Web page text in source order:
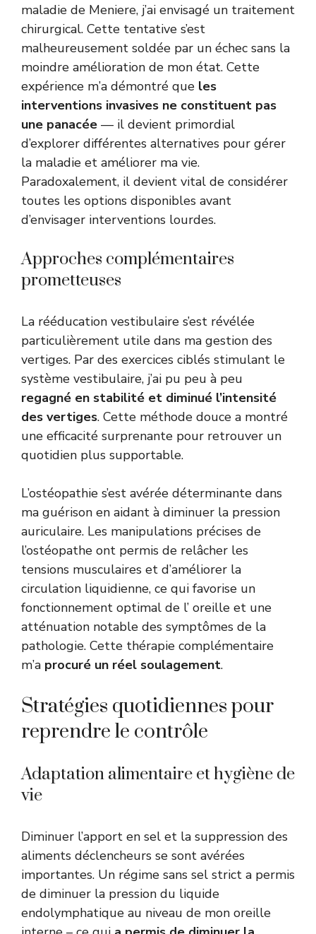
maladie de Meniere, j’ai envisagé un traitement
chirurgical. Cette tentative s’est
malheureusement soldée par un échec sans la
moindre amélioration de mon état. Cette
expérience m’a démontré que les
interventions invasives ne constituent pas
une panacée — il devient primordial
d’explorer différentes alternatives pour gérer
la maladie et améliorer ma vie.
Paradoxalement, il devient vital de considérer
toutes les options disponibles avant
d’envisager interventions lourdes.
Approches complémentaires
prometteuses
La rééducation vestibulaire s’est révélée
particulièrement utile dans ma gestion des
vertiges. Par des exercices ciblés stimulant le
système vestibulaire, j’ai pu peu à peu
regagné en stabilité et diminué l’intensité
des vertiges. Cette méthode douce a montré
une efficacité surprenante pour retrouver un
quotidien plus supportable.
L’ostéopathie s’est avérée déterminante dans
ma guérison en aidant à diminuer la pression
auriculaire. Les manipulations précises de
l’ostéopathe ont permis de relâcher les
tensions musculaires et d’améliorer la
circulation liquidienne, ce qui favorise un
fonctionnement optimal de l’ oreille et une
atténuation notable des symptômes de la
pathologie. Cette thérapie complémentaire
m’a procuré un réel soulagement.
Stratégies quotidiennes pour
reprendre le contrôle
Adaptation alimentaire et hygiène de
vie
Diminuer l’apport en sel et la suppression des
aliments déclencheurs se sont avérées
importantes. Un régime sans sel strict a permis
de diminuer la pression du liquide
endolymphatique au niveau de mon oreille